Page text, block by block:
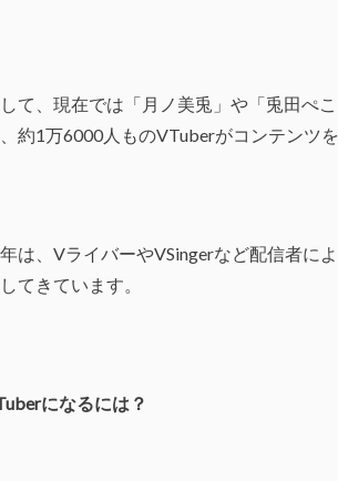
て、現在では「月ノ美兎」や「兎田ぺ
約1万6000人ものVTuberがコンテンツ
は、VライバーやVSingerなど配信者に
てきています。
になるには？